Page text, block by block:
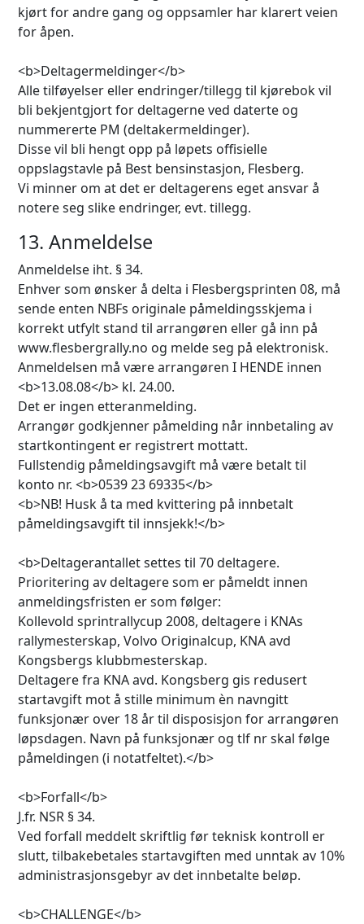
kjørt for andre gang og oppsamler har klarert veien
for åpen.
<b>Deltagermeldinger</b>
Alle tilføyelser eller endringer/tillegg til kjørebok vil
bli bekjentgjort for deltagerne ved daterte og
nummererte PM (deltakermeldinger).
Disse vil bli hengt opp på løpets offisielle
oppslagstavle på Best bensinstasjon, Flesberg.
Vi minner om at det er deltagerens eget ansvar å
notere seg slike endringer, evt. tillegg.
13. Anmeldelse
Anmeldelse iht. § 34.
Enhver som ønsker å delta i Flesbergsprinten 08, må
sende enten NBFs originale påmeldingsskjema i
korrekt utfylt stand til arrangøren eller gå inn på
www.flesbergrally.no og melde seg på elektronisk.
Anmeldelsen må være arrangøren I HENDE innen
<b>13.08.08</b> kl. 24.00.
Det er ingen etteranmelding.
Arrangør godkjenner påmelding når innbetaling av
startkontingent er registrert mottatt.
Fullstendig påmeldingsavgift må være betalt til
konto nr. <b>0539 23 69335</b>
<b>NB! Husk å ta med kvittering på innbetalt
påmeldingsavgift til innsjekk!</b>
<b>Deltagerantallet settes til 70 deltagere.
Prioritering av deltagere som er påmeldt innen
anmeldingsfristen er som følger:
Kollevold sprintrallycup 2008, deltagere i KNAs
rallymesterskap, Volvo Originalcup, KNA avd
Kongsbergs klubbmesterskap.
Deltagere fra KNA avd. Kongsberg gis redusert
startavgift mot å stille minimum èn navngitt
funksjonær over 18 år til disposisjon for arrangøren
løpsdagen. Navn på funksjonær og tlf nr skal følge
påmeldingen (i notatfeltet).</b>
<b>Forfall</b>
J.fr. NSR § 34.
Ved forfall meddelt skriftlig før teknisk kontroll er
slutt, tilbakebetales startavgiften med unntak av 10%
administrasjonsgebyr av det innbetalte beløp.
<b>CHALLENGE</b>